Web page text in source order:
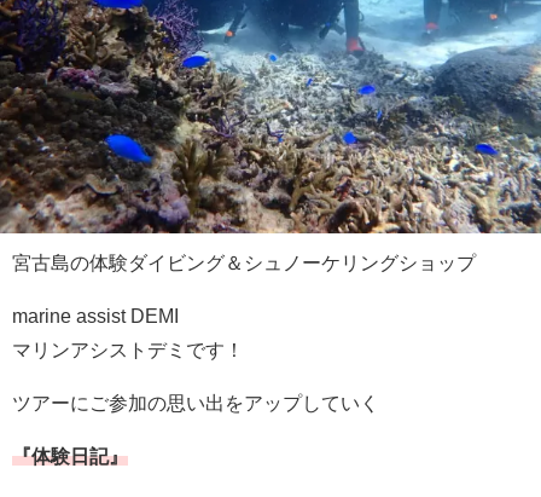
宮古島の体験ダイビング＆シュノーケリングショップ
marine assist DEMI
マリンアシストデミです！
ツアーにご参加の思い出をアップしていく
『体験日記』